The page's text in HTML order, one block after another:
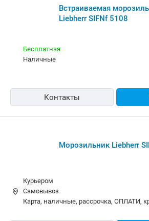
Встраиваемая
Liebherr SIFNf 5108
Бесплатная
наличные
Контакты
Морозильник Liebherr
Курьером
Самовывоз
карта, наличные, рассрочка, ОПЛАТИ,